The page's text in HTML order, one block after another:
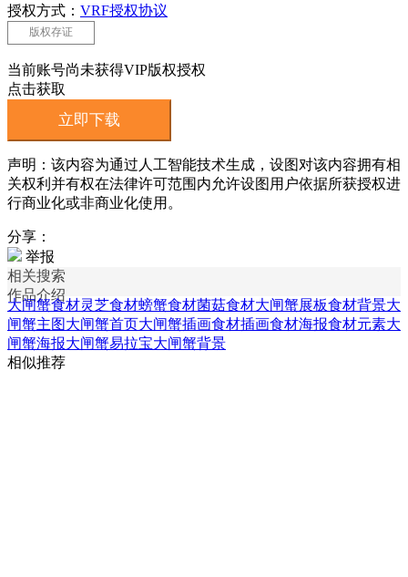
授权方式： VRF授权协议
版权存证
当前账号尚未获得VIP版权授权
点击获取
立即下载
声明：该内容为通过人工智能技术生成，设图对该内容拥有相
关权利并有权在法律许可范围内允许设图用户依据所获授权进
行商业化或非商业化使用。
分享：
举报
相关搜索
作品介绍
大闸蟹食材灵芝食材螃蟹食材菌菇食材大闸蟹展板食材背景大
闸蟹主图大闸蟹首页大闸蟹插画食材插画食材海报食材元素大
闸蟹海报大闸蟹易拉宝大闸蟹背景
相似推荐